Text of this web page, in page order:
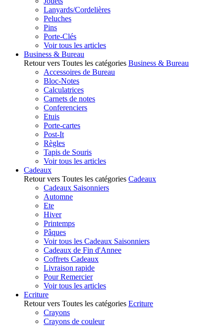
Lanyards/Cordelières
Peluches
Pins
Porte-Clés
Voir tous les articles
Business & Bureau
Retour vers Toutes les catégories Business & Bureau
Accessoires de Bureau
Bloc-Notes
Calculatrices
Carnets de notes
Conferenciers
Etuis
Porte-cartes
Post-It
Règles
Tapis de Souris
Voir tous les articles
Cadeaux
Retour vers Toutes les catégories Cadeaux
Cadeaux Saisonniers
Automne
Ete
Hiver
Printemps
Pâques
Voir tous les Cadeaux Saisonniers
Cadeaux de Fin d'Annee
Coffrets Cadeaux
Livraison rapide
Pour Remercier
Voir tous les articles
Ecriture
Retour vers Toutes les catégories Ecriture
Crayons
Crayons de couleur